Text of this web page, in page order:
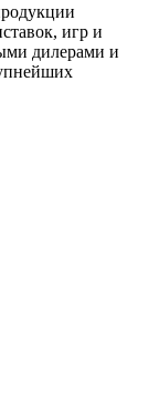
игр и
дилерами и